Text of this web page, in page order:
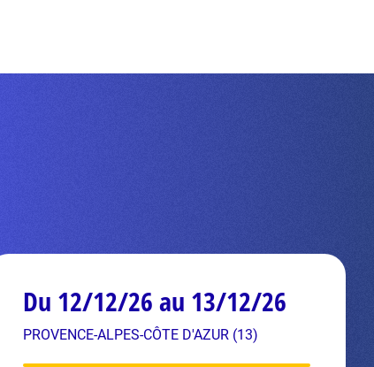
Du 12/12/26 au 13/12/26
PROVENCE-ALPES-CÔTE D'AZUR (13)